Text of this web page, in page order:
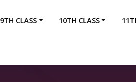
9TH CLASS 10TH CLASS